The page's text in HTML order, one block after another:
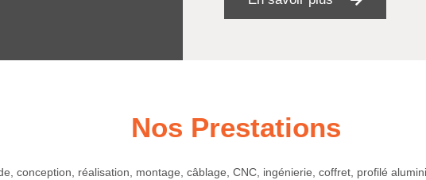
Nos Prestations
conception, réalisation, montage, câblage, CNC, ingénierie, coffret, profilé